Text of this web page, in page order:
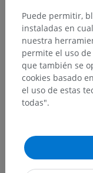
Puede permitir,
instaladas en
nuestra
permite el uso
que también se
cookies basado
el uso de estas
todas".